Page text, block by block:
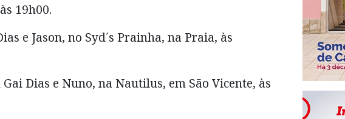
19h00.
e Jason, no Syd´s Prainha, na Praia, às
Dias e Nuno, na Nautilus, em São Vicente, às